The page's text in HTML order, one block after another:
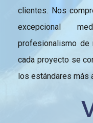
clientes. Nos
excepcional
profesionalismo de
cada proyecto se
los estándares más